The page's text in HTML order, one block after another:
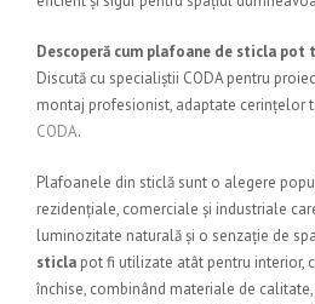
Descoperă cum plafoane de sticla pot
Discută cu specialiștii CODA pentru
montaj profesionist, adaptate cerințelor
CODA.
Plafoanele din sticlă sunt o alegere
rezidențiale, comerciale și industriale
luminozitate naturală și o senzație de
sticla pot fi utilizate atât pentru interior,
închise, combinând materiale de